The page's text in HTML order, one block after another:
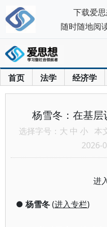
首页 法学 经济学
杨雪冬：在基层
选择字号： 大 中 小 本
2026-
进
● 杨雪冬(进入专栏)
下载爱
随时随地阅